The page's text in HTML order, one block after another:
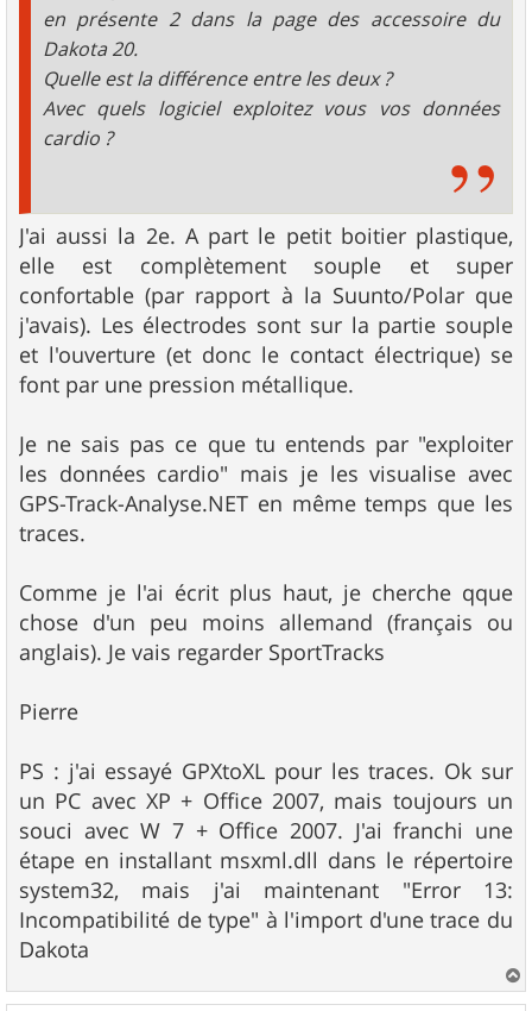
en présente 2 dans la page des accessoire du
Dakota 20.
Quelle est la différence entre les deux ?
Avec quels logiciel exploitez vous vos données
cardio ?
J'ai aussi la 2e. A part le petit boitier plastique,
elle est complètement souple et super
confortable (par rapport à la Suunto/Polar que
j'avais). Les électrodes sont sur la partie souple
et l'ouverture (et donc le contact électrique) se
font par une pression métallique.
Je ne sais pas ce que tu entends par "exploiter
les données cardio" mais je les visualise avec
GPS-Track-Analyse.NET en même temps que les
traces.
Comme je l'ai écrit plus haut, je cherche qque
chose d'un peu moins allemand (français ou
anglais). Je vais regarder SportTracks
Pierre
PS : j'ai essayé GPXtoXL pour les traces. Ok sur
un PC avec XP + Office 2007, mais toujours un
souci avec W 7 + Office 2007. J'ai franchi une
étape en installant msxml.dll dans le répertoire
system32, mais j'ai maintenant "Error 13:
Incompatibilité de type" à l'import d'une trace du
Dakota
a